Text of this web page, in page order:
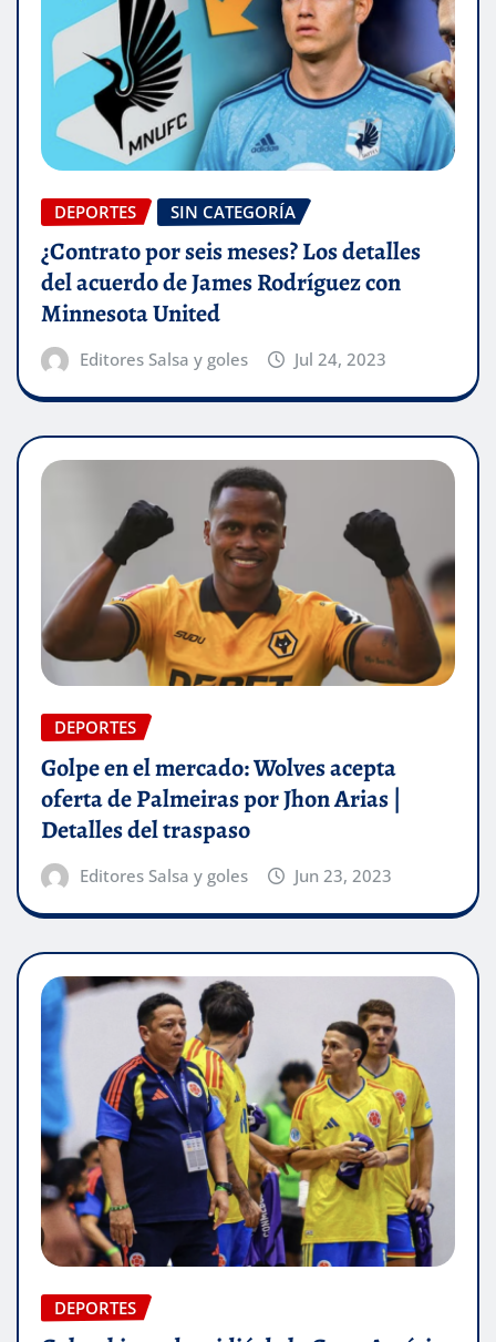
DEPORTES SIN CATEGORÍA
¿Contrato por seis meses? Los detalles
del acuerdo de James Rodríguez con
Minnesota United
Editores Salsa y goles Jul 24, 2023
DEPORTES
Golpe en el mercado: Wolves acepta
oferta de Palmeiras por Jhon Arias |
Detalles del traspaso
Editores Salsa y goles Jun 23, 2023
DEPORTES